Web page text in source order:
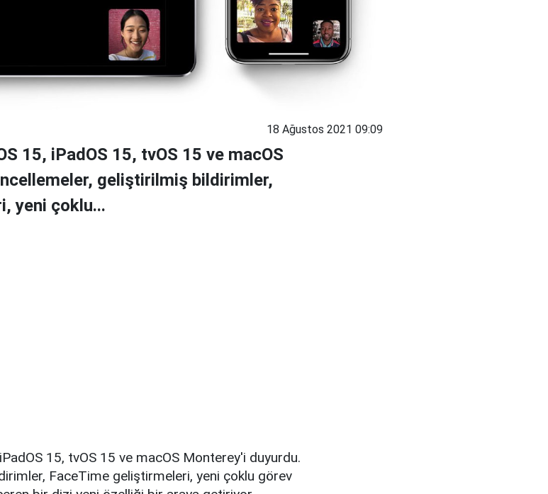
18 Ağustos 2021 09:09
15, iPadOS 15, tvOS 15 ve macOS
geliştirilmiş bildirimler,
yeni çoklu...
15, tvOS 15 ve macOS Monterey'i duyurdu.
FaceTime geliştirmeleri, yeni çoklu görev